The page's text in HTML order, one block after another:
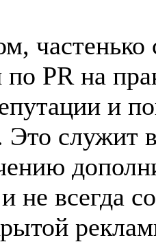
PR на
и
Это служит
не всегда